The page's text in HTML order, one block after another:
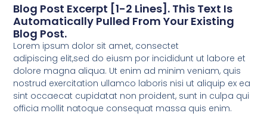
Blog Post Excerpt [1-2 Lines]. This Text Is
Automatically Pulled From Your Existing
Blog Post.
Lorem ipsum dolor sit amet, consectet
adipiscing elit,sed do eiusm por incididunt ut labore et
dolore magna aliqua. Ut enim ad minim veniam, quis
nostrud exercitation ullamco laboris nisi ut aliquip ex ea
sint occaecat cupidatat non proident, sunt in culpa qui
officia mollit natoque consequat massa quis enim.